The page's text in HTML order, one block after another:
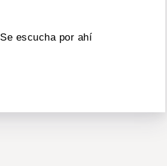
Se escucha por ahí